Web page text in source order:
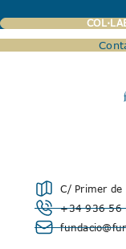
C/ Primer de
+34 936 56